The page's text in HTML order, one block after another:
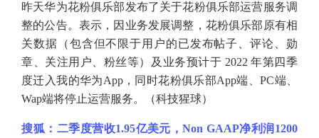
昨天华为花粉俱乐部发布了关于花粉俱乐部运营服务调
整的公告。表示，因业务发展调整，花粉俱乐部原有相
关数据（包含但不限于用户的已发布帖子、评论、勋
章、关注用户、粉丝等）及业务预计于 2022 年第四季
度迁入我的华为App，同时花粉俱乐部App端、PC端、
Wap端将停止运营服务。（科技猩球）
搜狐：二季度营收1.95亿美元，Non GAAP净利润1200